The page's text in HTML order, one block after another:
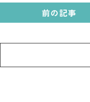
前の記事